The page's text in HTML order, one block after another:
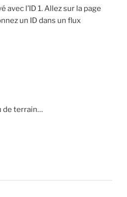
avec l’ID 1. Allez sur la page
un ID dans un flux
de terrain…